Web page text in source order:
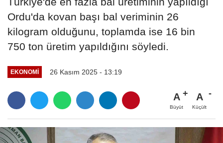
Ordu'da kovan başı bal veriminin 26
kilogram olduğunu, toplamda ise 16 bin
750 ton üretim yapıldığını söyledi.
EKONOMI 26 Kasım 2025 - 13:19
A
Büyüt
A
Küçült